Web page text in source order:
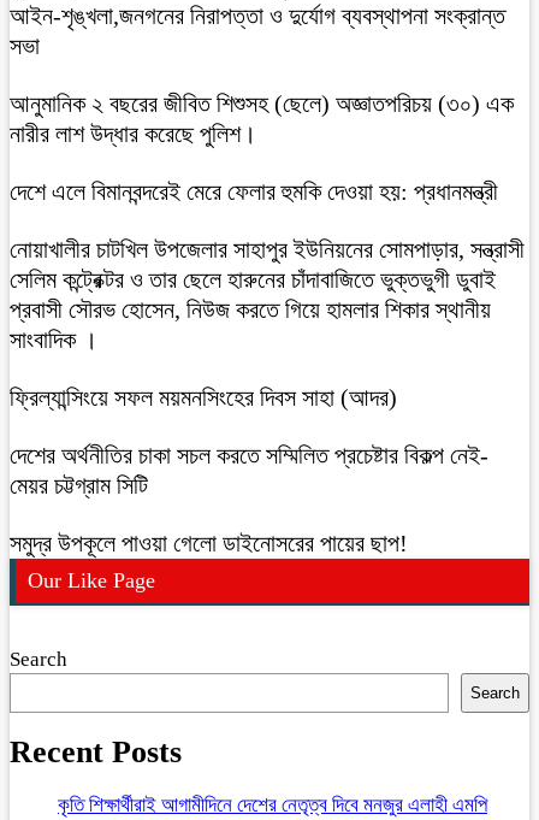
আইন-শৃঙ্খলা,জনগনের নিরাপত্তা ও দুর্যোগ ব্যবস্থাপনা সংক্রান্ত
সভা
আনুমানিক ২ বছরের জীবিত শিশুসহ (ছেলে) অজ্ঞাতপরিচয় (৩০) এক
নারীর লাশ উদ্ধার করেছে পুলিশ।
দেশে এলে বিমানবন্দরেই মেরে ফেলার হুমকি দেওয়া হয়: প্রধানমন্ত্রী
নোয়াখালীর চাটখিল উপজেলার সাহাপুর ইউনিয়নের সোমপাড়ার, সন্ত্রাসী
সেলিম কন্ট্রেক্টর ও তার ছেলে হারুনের চাঁদাবাজিতে ভুক্তভুগী ডুবাই
প্রবাসী সৌরভ হোসেন, নিউজ করতে গিয়ে হামলার শিকার স্থানীয়
সাংবাদিক ।
ফ্রিল্যান্সিংয়ে সফল ময়মনসিংহের দিবস সাহা (আদর)
দেশের অর্থনীতির চাকা সচল করতে সম্মিলিত প্রচেষ্টার বিকল্প নেই-
মেয়র চট্টগ্রাম সিটি
সমুদ্র উপকূলে পাওয়া গেলো ডাইনোসরের পায়ের ছাপ!
Our Like Page
Search
Search
Recent Posts
কৃতি শিক্ষার্থীরাই আগামীদিনে দেশের নেতৃত্ব দিবে মনজুর এলাহী এমপি